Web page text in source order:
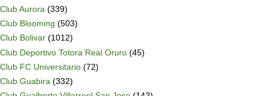
Club Aurora (339)
Club Blooming (503)
Club Bolivar (1012)
Club Deportivo Totora Real Oruro (45)
Club FC Universitario (72)
Club Guabira (332)